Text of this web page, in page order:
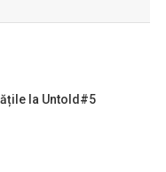
la Untold#5